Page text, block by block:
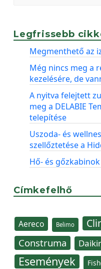
Legfrissebb
Megmenthető az
Még nincs meg a
kezelésére, de
A nyitva felejtett
meg a DELABIE
telepítése
Uszoda- és
szellőztetése a
Hő- és
Címkefelhő
Aereco Belimo
Construma
Események